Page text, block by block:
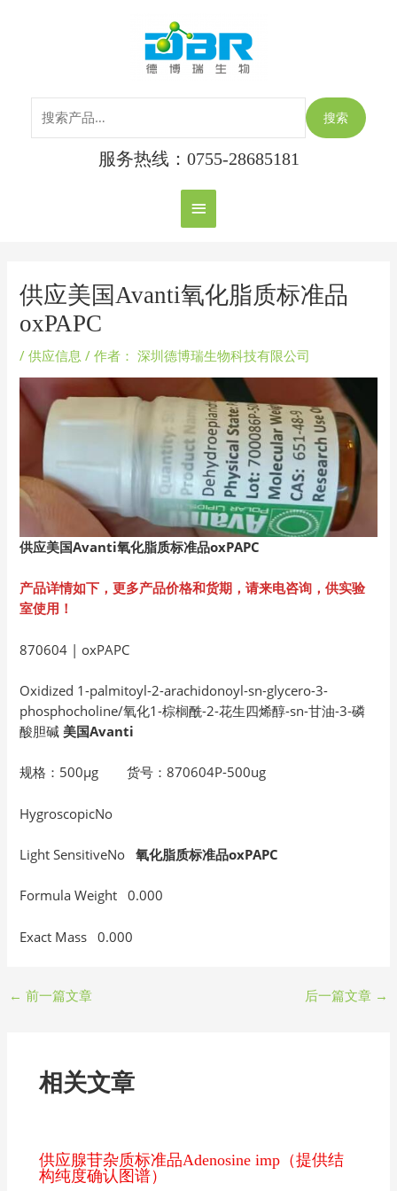
主
菜
单
搜索
服务热线：0755-28685181
供应美国Avanti氧化脂质标准品
oxPAPC
/供应信息 / 作者： 深圳德博瑞生物科技有限公司
供应美国Avanti氧化脂质标准品oxPAPC
产品详情如下，更多产品价格和货期，请来电咨询，供实验
室使用！
870604 | oxPAPC
Oxidized 1-palmitoyl-2-arachidonoyl-sn-glycero-3-
phosphocholine/氧化1-棕榈酰-2-花生四烯醇-sn-甘油-3-磷
酸胆碱美国Avanti
规格：500µg 货号：870604P-500ug
HygroscopicNo
Light SensitiveNo氧化脂质标准品oxPAPC
Formula Weight 0.000
Exact Mass 0.000
← 前一篇文章 后一篇文章 →
相关文章
供应腺苷杂质标准品Adenosine imp（提供结
构纯度确认图谱）